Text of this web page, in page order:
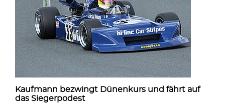
Kaufmann bezwingt Dünenkurs und fährt auf
das Siegerpodest